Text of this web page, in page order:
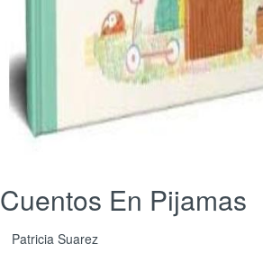
Cuentos En Pijamas
Patricia Suarez